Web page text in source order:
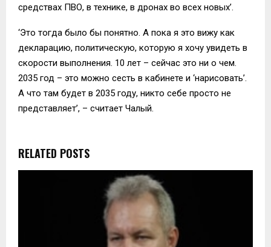
средствах ПВО, в технике, в дронах во всех новых’.
‘Это тогда было бы понятно. А пока я это вижу как
декларацию, политическую, которую я хочу увидеть в
скорости выполнения. 10 лет – сейчас это ни о чем.
2035 год – это можно сесть в кабинете и ‘нарисовать’.
А что там будет в 2035 году, никто себе просто не
представляет’, – считает Чалый.
RELATED POSTS